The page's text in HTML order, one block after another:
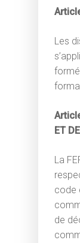
Les
ET
La
code
de